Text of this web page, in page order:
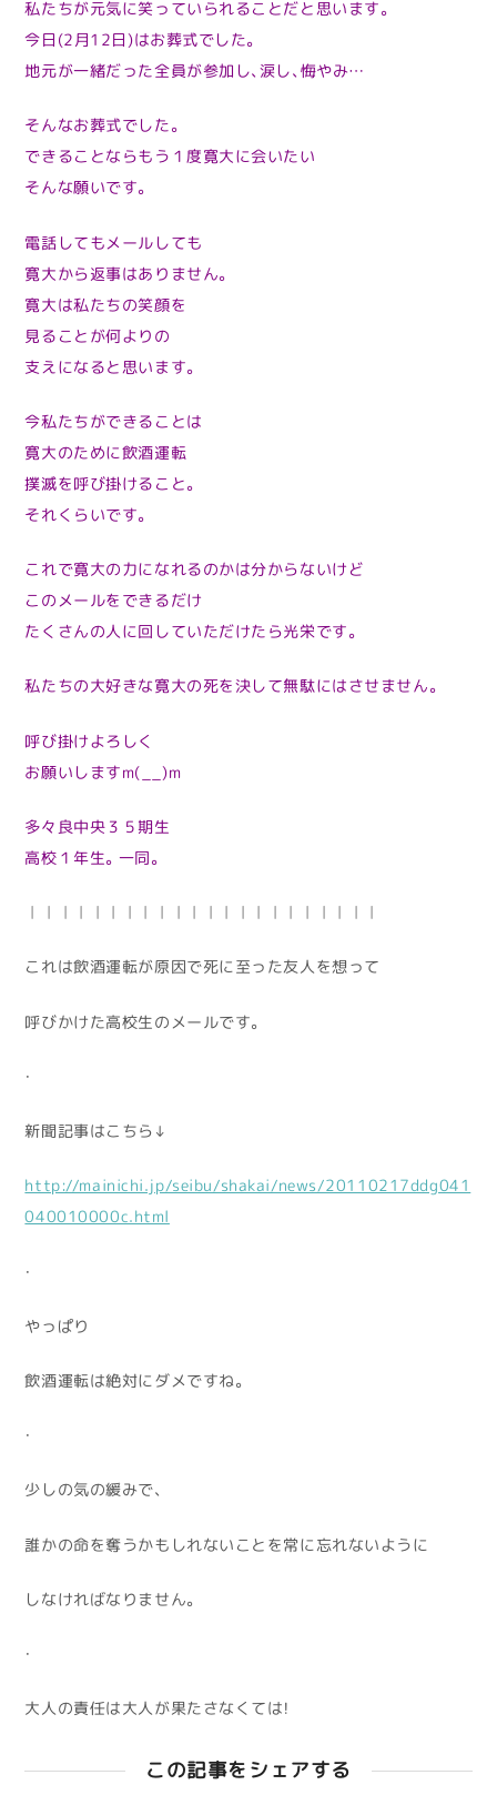
私たちが元気に笑っていられることだと思います。
今日(2月12日)はお葬式でした。
地元が一緒だった全員が参加し、涙し、悔やみ…
そんなお葬式でした。
できることならもう１度寛大に会いたい
そんな願いです。
電話してもメールしても
寛大から返事はありません。
寛大は私たちの笑顔を
見ることが何よりの
支えになると思います。
今私たちができることは
寛大のために飲酒運転
撲滅を呼び掛けること。
それくらいです。
これで寛大の力になれるのかは分からないけど
このメールをできるだけ
たくさんの人に回していただけたら光栄です。
私たちの大好きな寛大の死を決して無駄にはさせません。
呼び掛けよろしく
お願いしますm(__)m
多々良中央３５期生
高校１年生。一同。
これは飲酒運転が原因で死に至った友人を想って
呼びかけた高校生のメールです。
・
新聞記事はこちら↓
http://mainichi.jp/seibu/shakai/news/20110217ddg041
040010000c.html
・
やっぱり
飲酒運転は絶対にダメですね。
・
少しの気の緩みで、
誰かの命を奪うかもしれないことを常に忘れないように
しなければなりません。
・
大人の責任は大人が果たさなくては！
この記事をシェアする